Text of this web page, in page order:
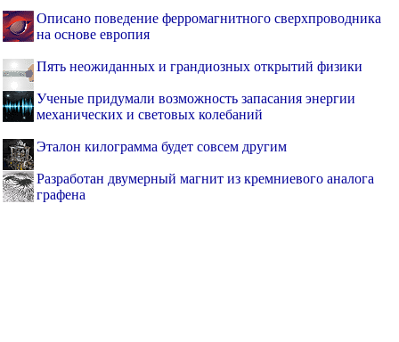
Описано поведение ферромагнитного сверхпроводника
на основе европия
Пять неожиданных и грандиозных открытий физики
Ученые придумали возможность запасания энергии
механических и световых колебаний
Эталон килограмма будет совсем другим
Разработан двумерный магнит из кремниевого аналога
графена